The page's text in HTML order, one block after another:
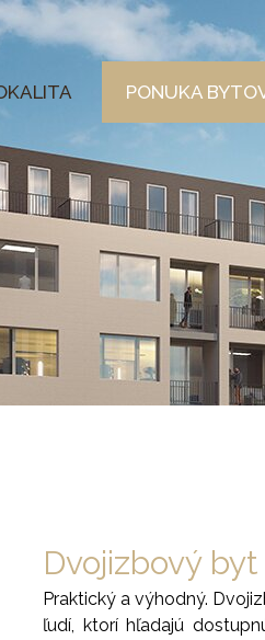
PONUKA
Dvojizbový
Praktický a výhodný.
ľudí, ktorí hľadajú